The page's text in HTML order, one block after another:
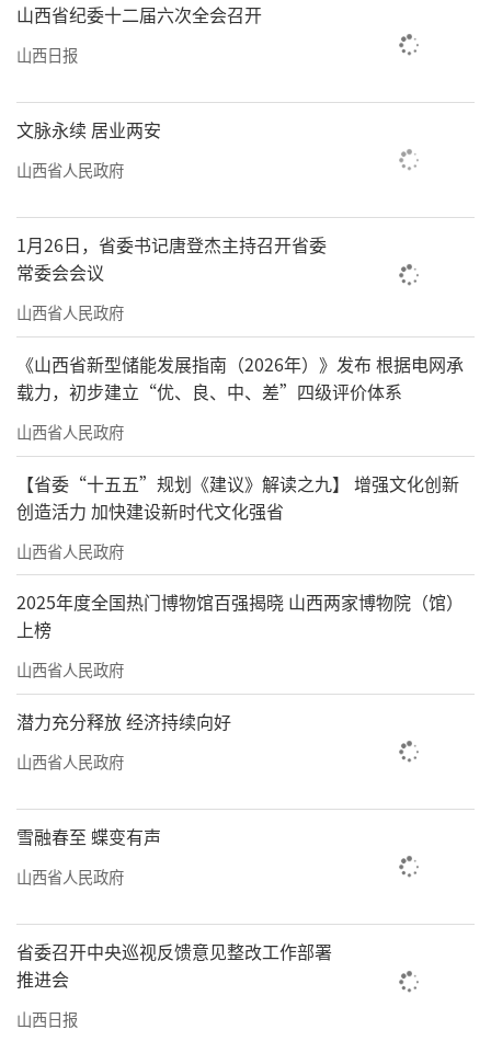
山西省纪委十二届六次全会召开
山西日报
文脉永续 居业两安
山西省人民政府
1月26日，省委书记唐登杰主持召开省委
常委会会议
山西省人民政府
《山西省新型储能发展指南（2026年）》发布 根据电网承
载力，初步建立“优、良、中、差”四级评价体系
山西省人民政府
【省委“十五五”规划《建议》解读之九】 增强文化创新
创造活力 加快建设新时代文化强省
山西省人民政府
2025年度全国热门博物馆百强揭晓 山西两家博物院（馆）
上榜
山西省人民政府
潜力充分释放 经济持续向好
山西省人民政府
雪融春至 蝶变有声
山西省人民政府
省委召开中央巡视反馈意见整改工作部署
推进会
山西日报